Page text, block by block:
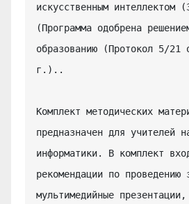
искусственным интеллектом
(Программа одобрена
образованию (Протокол 5/21
г.)..
Комплект методических
предназначен для учителей
информатики. В комплект
рекомендации по проведению
мультимедийные